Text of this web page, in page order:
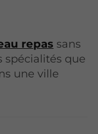
repas sans
spécialités que
une ville